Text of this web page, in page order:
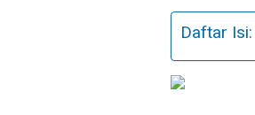
Daftar Isi: